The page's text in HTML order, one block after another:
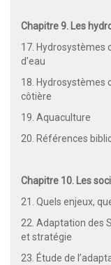
Chapitre 9. Les
17. Hydrosystèmes
d’eau
18. Hydrosystèmes
côtière
19. Aquaculture
20. Références
Chapitre 10. Les
21. Quels enjeux,
22. Adaptation des
et stratégie
23. Étude de